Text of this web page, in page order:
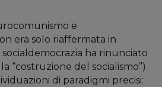
e
era solo riaffermata in
ha rinunciato
“costruzione del socialismo”)
di paradigmi precisi: